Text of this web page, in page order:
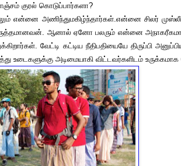
குரல் கொடுப்பார்களா?
என்னை அணிந்துமகிழ்ந்தார்கள்.என்னை சிலர்
ஆனால் ஏனோ பலரும் என்னை
வேட்டி கட்டிய நீதிபதியையே திருப்பி
உடைகளுக்கு அடிமையாகி விட்டவர்களிடம்